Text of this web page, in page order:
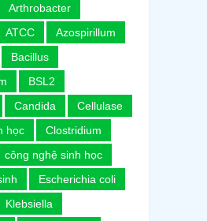
Arthrobacter
ATCC
Azospirillum
Bacillus
BSL2
Candida
Cellulase
học
Clostridium
công nghệ sinh học
Escherichia coli
Klebsiella